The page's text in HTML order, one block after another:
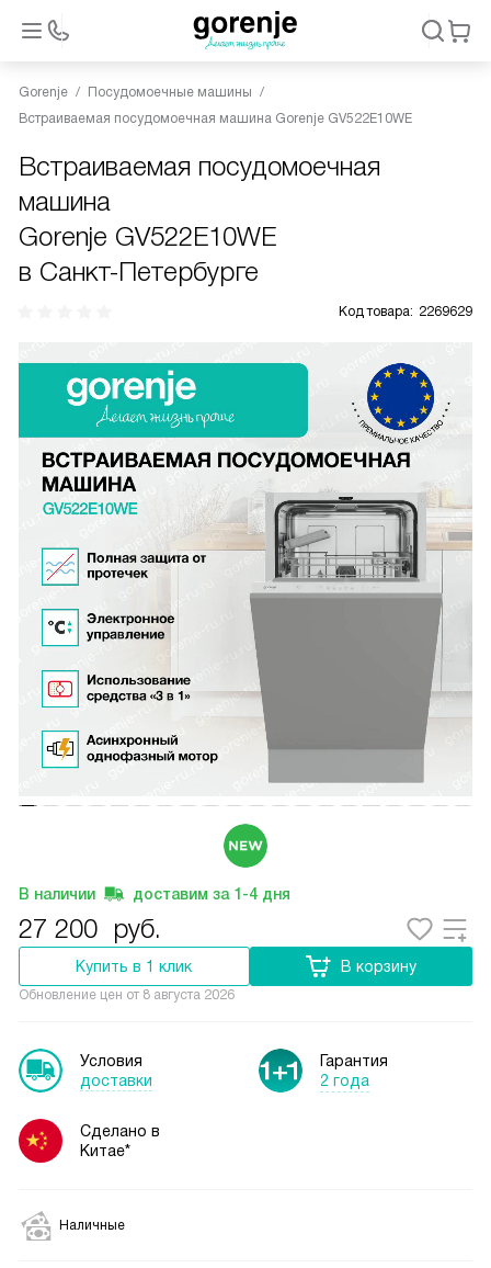
Gorenje
Посудомоечные машины
Встраиваемая посудомоечная машина Gorenje GV522E10WE
Встраиваемая посудомоечная
машина
Gorenje GV522E10WE
в Санкт-Петербурге
Код товара: 2269629
В наличии доставим за 1-4 дня
27 200 руб.
Купить в 1 клик В корзину
Обновление цен от 8 августа 2026
Условия
доставки
Гарантия
2 года
Сделано в
Китае*
Наличные